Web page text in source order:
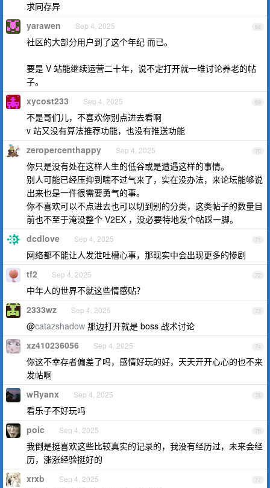
求同存异
68
yarawen Sep 4, 2025
社区的大部分用户到了这个年纪 而已。
要是 V 站能继续运营二十年，说不定打开就一堆讨论养老的帖
子。
69
xycost233 Sep 4, 2025
不是哥们儿，不喜欢你别点进去看啊
v 站又没有算法推荐功能，也没有推送功能
70
zeropercenthappy Sep 4, 2025
你只是没有处在这样人生的低谷或是遭遇这样的事情。
别人可能已经压抑到喘不过气来了，实在没办法，来论坛能够说
出来也是一件很需要勇气的事。
你不喜欢可以不点进去也可以切到别的分类，这类帖子的数量目
前也不至于淹没整个 V2EX ，没必要特地发个帖踩一脚。
71
dcdlove Sep 4, 2025
网络都不能让人发泄吐槽心事，那现实中会出现更多的惨剧
72
tf2 Sep 4, 2025
中年人的世界不就这些情感贴？
73
2333wz Sep 4, 2025
@catazshadow 那边打开就是 boss 战术讨论
74
xz410236056 Sep 4, 2025
你这不幸存者偏差了吗，感情好玩的好，天天开开心心的也不来
发帖啊
75
wRyanx Sep 4, 2025
看乐子不好玩吗
76
poic Sep 4, 2025
我倒是挺喜欢这些比较真实的记录的，我没有经历过，未来会经
历，涨涨经验挺好的
77
xrxb Sep 4, 2025